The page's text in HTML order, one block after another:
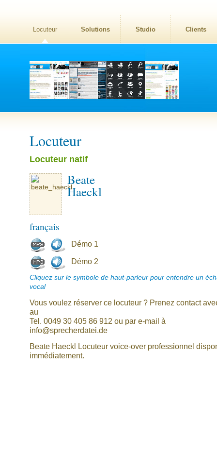
Locuteur Solutions Studio Clients
Locuteur
Locuteur natif
Beate
Haeckl
français
Démo 1
Démo 2
Cliquez sur le symbole de haut-parleur pour entendre un
vocal
Vous voulez réserver ce locuteur ? Prenez contact
au
Tel. 0049 30 405 86 912 ou par e-mail à
info@sprecherdatei.de
Beate Haeckl Locuteur voice-over professionnel
immédiatement.